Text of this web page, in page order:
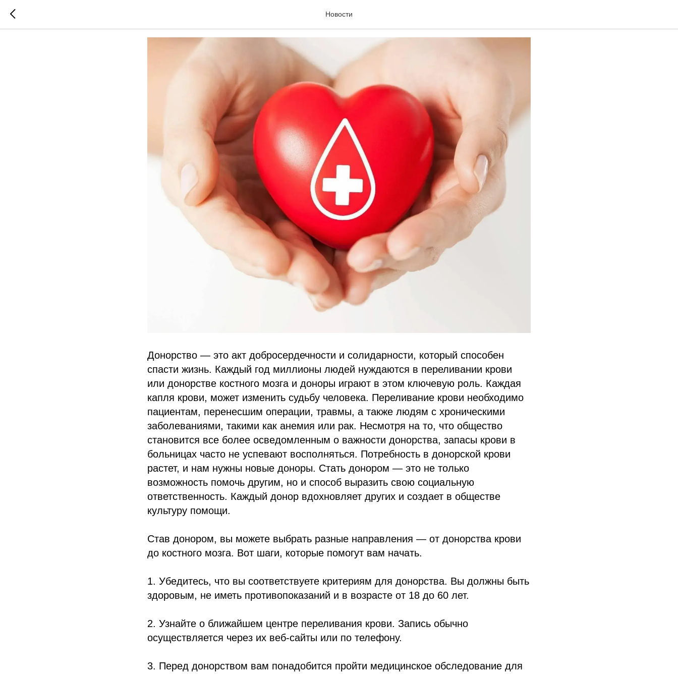
Новости
Важность донорства
Донорство — это акт добросердечности и солидарности, который способен
спасти жизнь. Каждый год миллионы людей нуждаются в переливании крови
или донорстве костного мозга и доноры играют в этом ключевую роль. Каждая
капля крови, может изменить судьбу человека. Переливание крови необходимо
пациентам, перенесшим операции, травмы, а также людям с хроническими
заболеваниями, такими как анемия или рак. Несмотря на то, что общество
становится все более осведомленным о важности донорства, запасы крови в
больницах часто не успевают восполняться. Потребность в донорской крови
растет, и нам нужны новые доноры. Стать донором — это не только
возможность помочь другим, но и способ выразить свою социальную
ответственность. Каждый донор вдохновляет других и создает в обществе
культуру помощи.
Став донором, вы можете выбрать разные направления — от донорства крови
до костного мозга. Вот шаги, которые помогут вам начать.
1. Убедитесь, что вы соответствуете критериям для донорства. Вы должны быть
здоровым, не иметь противопоказаний и в возрасте от 18 до 60 лет.
2. Узнайте о ближайшем центре переливания крови. Запись обычно
осуществляется через их веб-сайты или по телефону.
3. Перед донорством вам понадобится пройти медицинское обследование для